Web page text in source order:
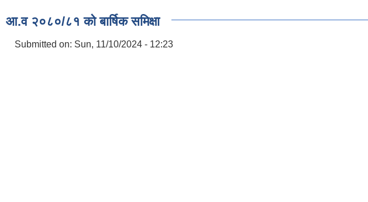
आ.व २०८०/८१ को बार्षिक समिक्षा
Submitted on: Sun, 11/10/2024 - 12:23